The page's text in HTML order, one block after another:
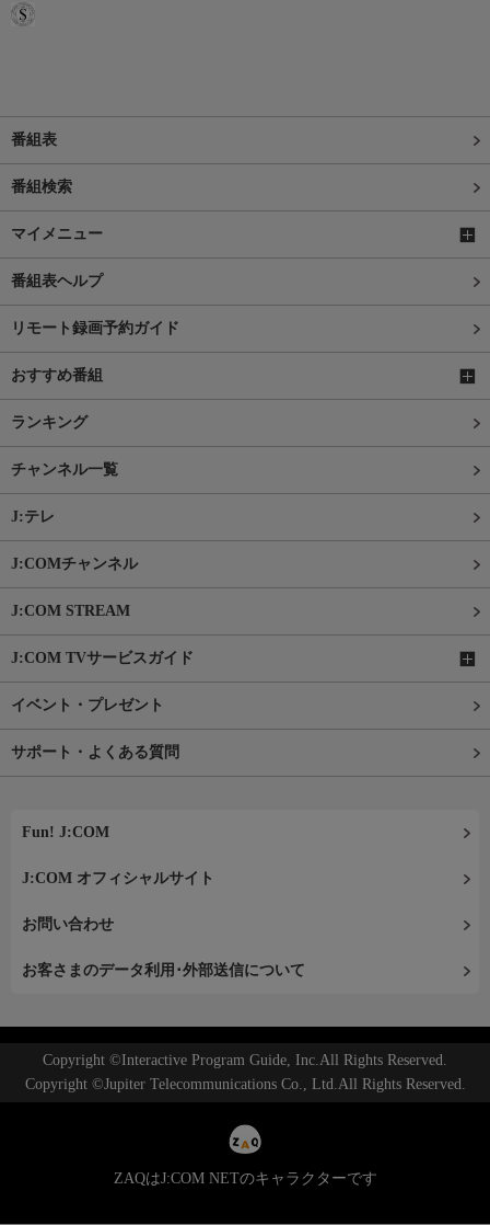
番組表
番組検索
マイメニュー
番組表ヘルプ
リモート録画予約ガイド
おすすめ番組
ランキング
チャンネル一覧
J:テレ
J:COMチャンネル
J:COM STREAM
J:COM TVサービスガイド
イベント・プレゼント
サポート・よくある質問
Fun! J:COM
J:COM オフィシャルサイト
お問い合わせ
お客さまのデータ利用･外部送信について
Copyright ©Interactive Program Guide, Inc.All Rights Reserved.
Copyright ©Jupiter Telecommunications Co., Ltd.All Rights Reserved.
ZAQはJ:COM NETのキャラクターです